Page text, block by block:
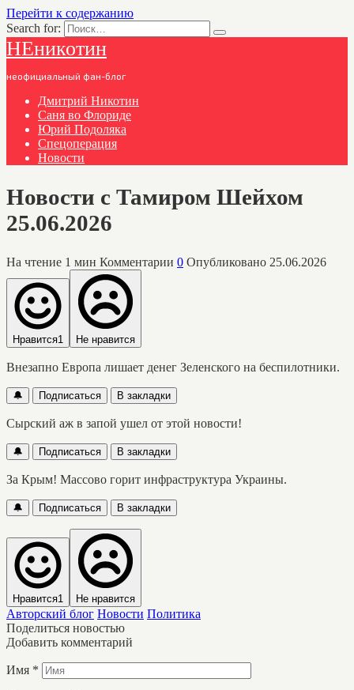
Перейти к содержанию
Search for:
НЕникотин
неофициальный фан-блог
Дмитрий Никотин
Саня во Флориде
Юрий Подоляка
Спецоперация
Новости
Новости с Тамиром Шейхом
25.06.2026
На чтение 1 мин Комментарии 0 Опубликовано 25.06.2026
Нравится1 Не нравится
Внезапно Европа лишает денег Зеленского на беспилотники.
🔔 Подписаться В закладки
Сырский аж в запой ушел от этой новости!
🔔 Подписаться В закладки
За Крым! Массово горит инфраструктура Украины.
🔔 Подписаться В закладки
Нравится1 Не нравится
Авторский блог Новости Политика
Поделиться новостью
Добавить комментарий
Имя *